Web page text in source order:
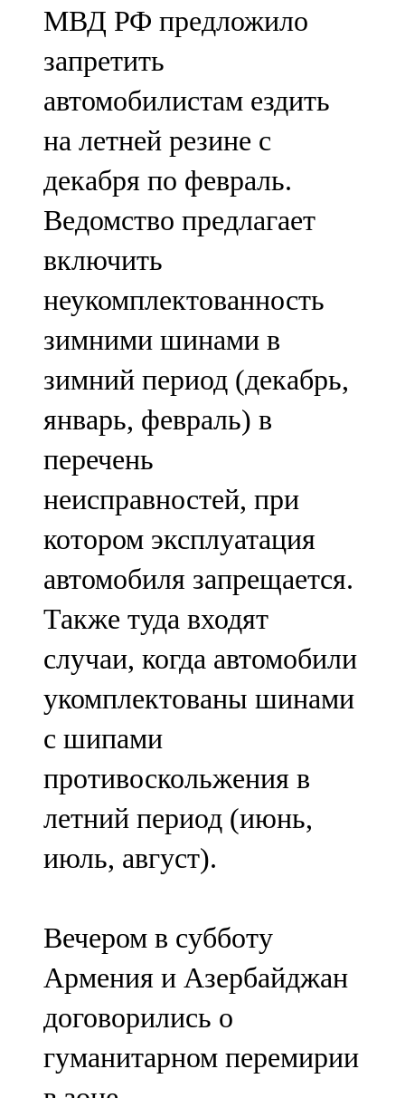
МВД РФ предложило
запретить
автомобилистам ездить
на летней резине с
декабря по февраль.
Ведомство предлагает
включить
неукомплектованность
зимними шинами в
зимний период (декабрь,
январь, февраль) в
перечень
неисправностей, при
котором эксплуатация
автомобиля запрещается.
Также туда входят
случаи, когда автомобили
укомплектованы шинами
с шипами
противоскольжения в
летний период (июнь,
июль, август).
Вечером в субботу
Армения и Азербайджан
договорились о
гуманитарном перемирии